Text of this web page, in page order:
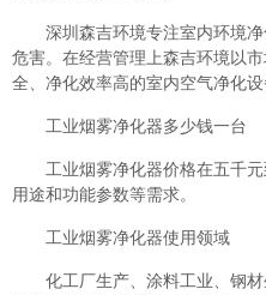
深圳森吉环境专注室内环境净
危害。在经营管理上森吉环境以
全、净化效率高的室内空气净化设
工业烟雾净化器多少钱一台
工业烟雾净化器价格在五千元
用途和功能参数等需求。
工业烟雾净化器使用领域
化工厂生产、涂料工业、钢材